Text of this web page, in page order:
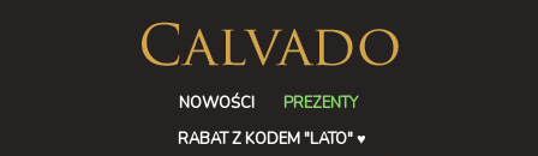
NOWOŚCI
PREZENTY
RABAT Z KODEM "LATO"♥